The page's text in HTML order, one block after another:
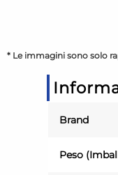
* Le immagini sono solo
Brand
Peso